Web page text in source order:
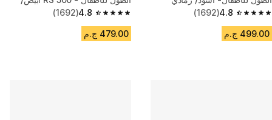
4.8
4.8 out of 5 stars from 1692 reviews
(1692)
499.00 ج.م
كحلي
4.8
4.8 out of 5 stars from 1692 reviews
(1692)
479.00 ج.م